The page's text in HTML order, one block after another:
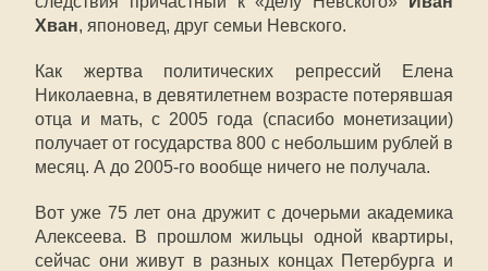
Хван, японовед, друг семьи Невского.
Как жертва политических репрессий Елена
Николаевна, в девятилетнем возрасте потерявшая
отца и мать, с 2005 года (спасибо монетизации)
получает от государства 800 с небольшим рублей в
месяц. А до 2005-го вообще ничего не получала.
Вот уже 75 лет она дружит с дочерьми академика
Алексеева. В прошлом жильцы одной квартиры,
сейчас они живут в разных концах Петербурга и